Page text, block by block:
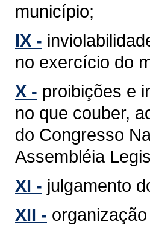
município;
IX -
no exercício do
X - proibições e
no que couber,
do Congresso
Assembléia
XI - julgamento
XII -